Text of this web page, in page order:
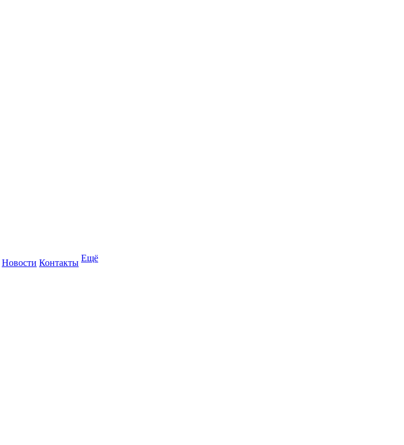
Новости Контакты Ещё